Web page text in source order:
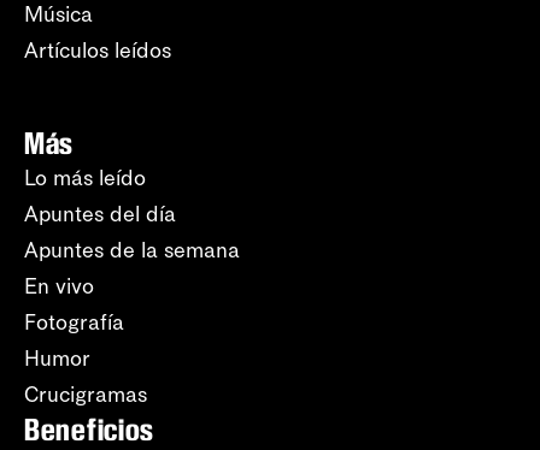
Música
Artículos leídos
Más
Lo más leído
Apuntes del día
Apuntes de la semana
En vivo
Fotografía
Humor
Crucigramas
Beneficios